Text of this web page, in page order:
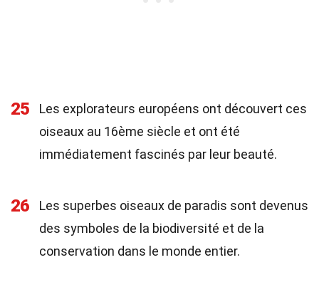
25
Les explorateurs européens ont découvert ces
oiseaux au 16ème siècle et ont été
immédiatement fascinés par leur beauté.
26
Les superbes oiseaux de paradis sont devenus
des symboles de la biodiversité et de la
conservation dans le monde entier.